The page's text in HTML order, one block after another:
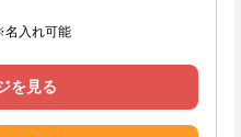
入れ可能
を見る